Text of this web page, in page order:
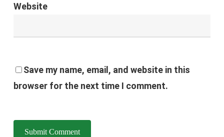
Website
Save my name, email, and website in this
browser for the next time I comment.